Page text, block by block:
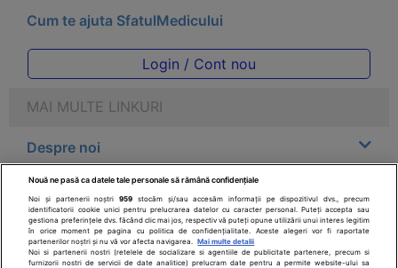
Cum te ajuta SfatulMedicului
Login / Cont nou
MAI MULTE LINKURI
Despre noi
Legal
Drepturile consumatorului
Nouă ne pasă ca datele tale personale să rămână confidențiale
Noi și partenerii noștri959 stocăm și/sau accesăm informații pe dispozitivul dvs., precum
identificatorii cookie unici pentru prelucrarea datelor cu caracter personal. Puteți accepta sau
gestiona preferințele dvs. făcând clic mai jos, respectiv vă puteți opune utilizării unui interes legitim
în orice moment pe pagina cu politica de confidențialitate. Aceste alegeri vor fi raportate
partenerilor noștri și nu vă vor afecta navigarea.
Mai multe detalii
Noi si partenerii nostri (retelele de socializare si agentiile de publicitate partenere, precum si
furnizorii nostri de servicii de date analitice) prelucram date pentru a permite website-ului sa